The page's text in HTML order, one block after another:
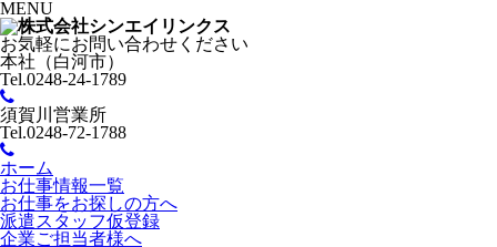
MENU
お気軽にお問い合わせください
本社（白河市）
Tel.0248-24-1789
須賀川営業所
Tel.0248-72-1788
ホーム
お仕事情報一覧
お仕事をお探しの方へ
派遣スタッフ仮登録
企業ご担当者様へ